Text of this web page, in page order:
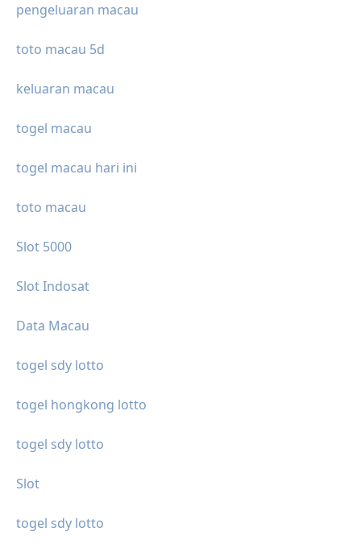
pengeluaran macau
toto macau 5d
keluaran macau
togel macau
togel macau hari ini
toto macau
Slot 5000
Slot Indosat
Data Macau
togel sdy lotto
togel hongkong lotto
togel sdy lotto
Slot
togel sdy lotto